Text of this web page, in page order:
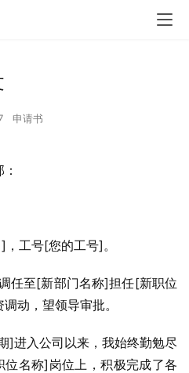
申请书
工号[您的工号]。
任至[新部门名称]担任[新职位
动，望领导审批。
]进入公司以来，我始终勤勉尽
名称]岗位上，积极完成了各